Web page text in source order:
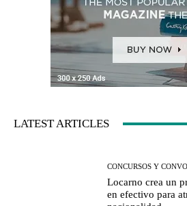
LATEST ARTICLES
CONCURSOS Y
Locarno crea un
en efectivo para